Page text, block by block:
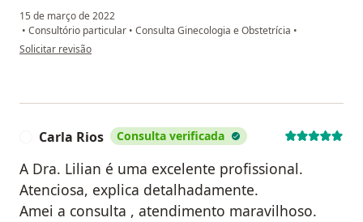
15 de março de 2022
• Consultório particular • Consulta Ginecologia e Obstetrícia •
na opinião do utilizador Jaci Frazzato
Solicitar revisão
Carla Rios Consulta verificada
A Dra. Lilian é uma excelente profissional.
Atenciosa, explica detalhadamente.
Amei a consulta , atendimento maravilhoso.